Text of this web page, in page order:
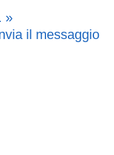
»
il messaggio